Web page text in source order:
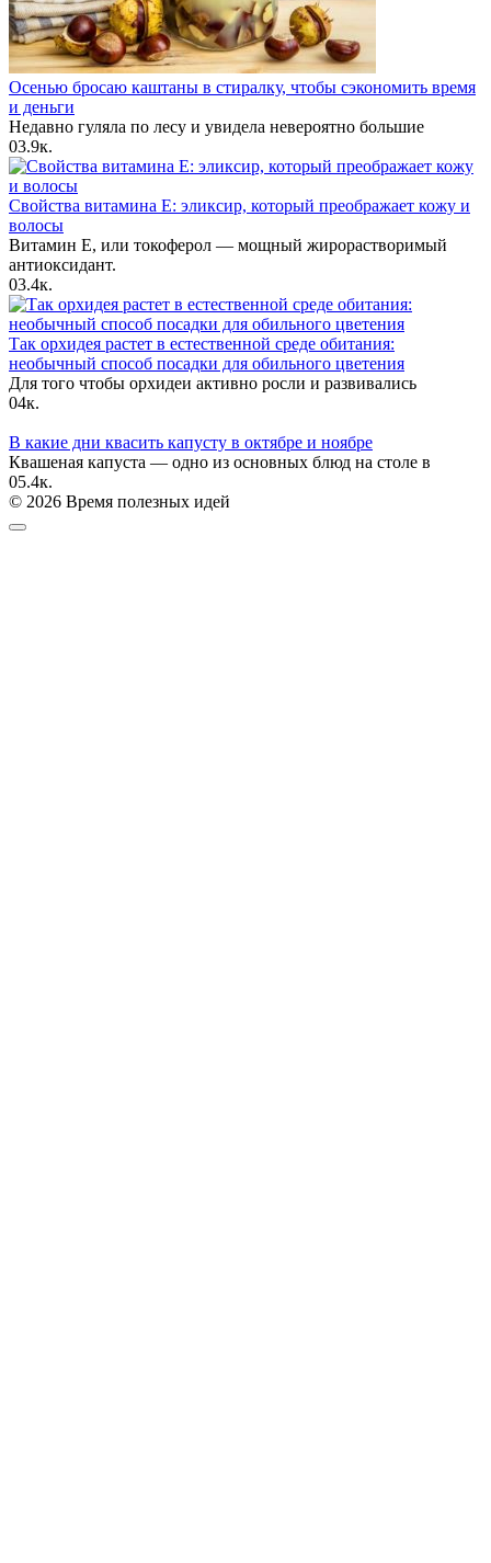
Осенью бросаю каштаны в стиралку, чтобы сэкономить время
и деньги
Недавно гуляла по лесу и увидела невероятно большие
03.9к.
Свойства витамина Е: эликсир, который преображает кожу и
волосы
Витамин Е, или токоферол — мощный жирорастворимый
антиоксидант.
03.4к.
Так орхидея растет в естественной среде обитания:
необычный способ посадки для обильного цветения
Для того чтобы орхидеи активно росли и развивались
04к.
В какие дни квасить капусту в октябре и ноябре
Квашеная капуста — одно из основных блюд на столе в
05.4к.
© 2026 Время полезных идей